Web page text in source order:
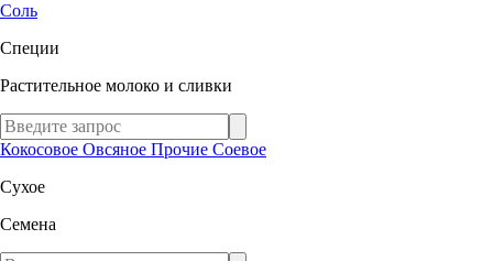
Соль
Специи
Растительное молоко и сливки
Кокосовое Овсяное Прочие Соевое
Сухое
Семена